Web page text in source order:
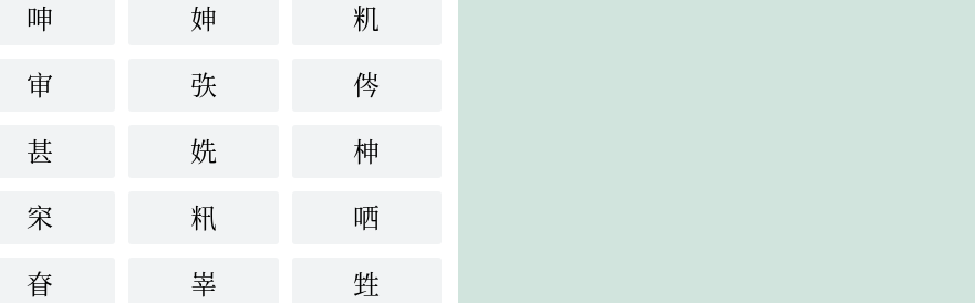
呻 妽
籶
审 矤
侺
甚 姺
柛
穼 籸
哂
眘 峷
甡